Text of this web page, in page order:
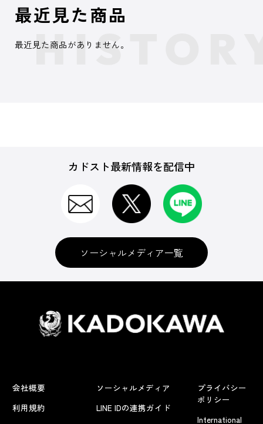
最近見た商品
最近見た商品がありません。
カドスト最新情報を配信中
ソーシャルメディア一覧
会社概要
利用規約
ソーシャルメディア
LINE IDの連携ガイド
プライバシー
ポリシー
International